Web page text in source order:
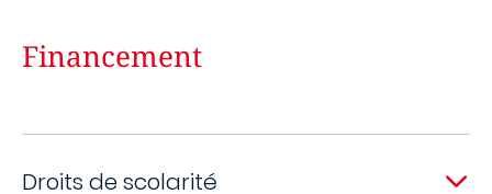
Financement
Droits de scolarité